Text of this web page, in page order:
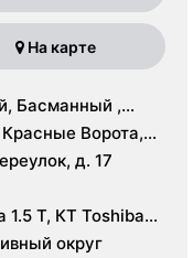
На карте
Басманный ,
Ворота,
Площадь Ильича,
д. 17
T, КТ Toshiba
округ